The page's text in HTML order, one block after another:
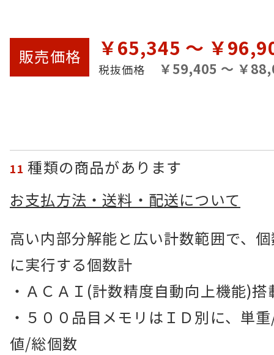
販売価格 ￥65,345 ～ ￥
税抜価格 ￥59,405 ～ ￥
11 種類の商品があります
お支払方法・送料・配送について
高い内部分解能と広い計数範囲で、
に実行する個数計
・ＡＣＡＩ(計数精度自動向上機能)搭
・５００品目メモリはＩＤ別に、単
値/総個数